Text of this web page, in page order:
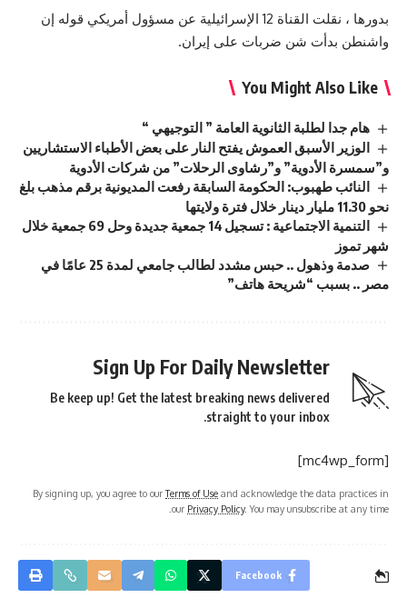
بدورها ، نقلت القناة 12 الإسرائيلية عن مسؤول أمريكي قوله إن
واشنطن بدأت شن ضربات على إيران.
You Might Also Like
هام جدا لطلبة الثانوية العامة ” التوجيهي “
الوزير الأسبق العموش يفتح النار على بعض الأطباء الاستشاريين
و”سمسرة الأدوية” و”رشاوى الرحلات” من شركات الأدوية
النائب طهبوب: الحكومة السابقة رفعت المديونية برقم مذهب بلغ
نحو 11.30 مليار دينار خلال فترة ولايتها
التنمية الاجتماعية : تسجيل 14 جمعية جديدة وحل 69 جمعية خلال
شهر تموز
صدمة وذهول .. حبس مشدد لطالب جامعي لمدة 25 عامًا في
مصر .. بسبب “شريحة هاتف”
Sign Up For Daily Newsletter
Be keep up! Get the latest breaking news delivered
straight to your inbox.
[mc4wp_form]
By signing up, you agree to ourTerms of Use and acknowledge the data practices in
our Privacy Policy. You may unsubscribe at any time.
Facebook